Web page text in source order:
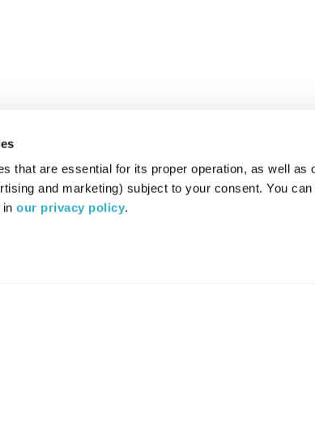
that are essential for its proper operation, as well as
and marketing) subject to your consent. You
in our privacy policy.